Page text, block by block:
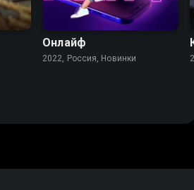
Онлайф
2022, Россия, Новинки